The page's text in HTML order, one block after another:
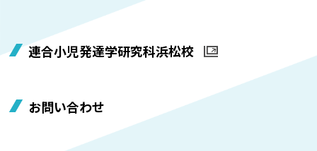
連合小児発達学研究科浜松校
お問い合わせ